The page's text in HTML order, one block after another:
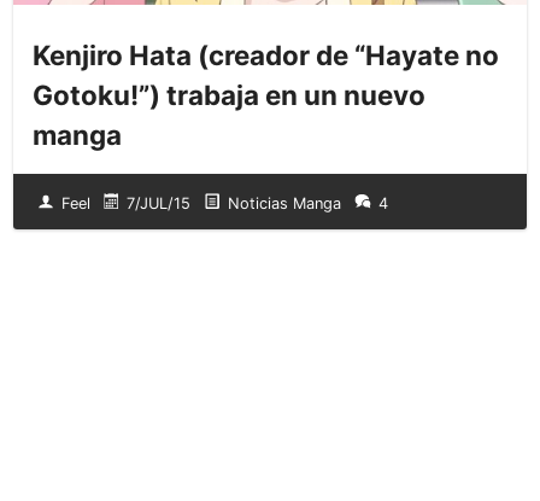
Kenjiro Hata (creador de “Hayate no
Gotoku!”) trabaja en un nuevo
manga
Feel 7/JUL/15 Noticias Manga 4